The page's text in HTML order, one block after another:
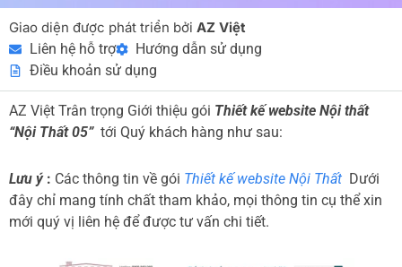
Giao diện được phát triển bởi AZ Việt
Liên hệ hỗ trợ
Hướng dẫn sử dụng
Điều khoản sử dụng
AZ Việt Trân trọng Giới thiệu gói Thiết kế website Nội thất
“Nội Thất 05” tới Quý khách hàng như sau:
Lưu ý: Các thông tin về gói Thiết kế website Nội Thất Dưới
đây chỉ mang tính chất tham khảo, mọi thông tin cụ thể xin
mới quý vị liên hệ để được tư vấn chi tiết.